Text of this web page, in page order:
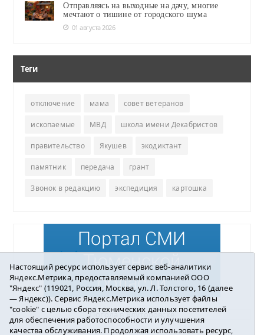
Отправляясь на выходные на дачу, многие
мечтают о тишине от городского шума
01 августа 2026
Теги
отключение мама совет ветеранов
ископаемые МВД школа имени Декабристов
правительство Якушев экодиктант
памятник передача грант
Звонок в редакцию экспедиция картошка
Погода в Ялуторовске
Настоящий ресурс использует сервис веб-аналитики
Яндекс.Метрика, предоставляемый компанией ООО
"Яндекс" (119021, Россия, Москва, ул. Л. Толстого, 16 (далее
— Яндекс)). Сервис Яндекс.Метрика использует файлы
"cookie" с целью сбора технических данных посетителей
для обеспечения работоспособности и улучшения
качества обслуживания. Продолжая использовать ресурс,